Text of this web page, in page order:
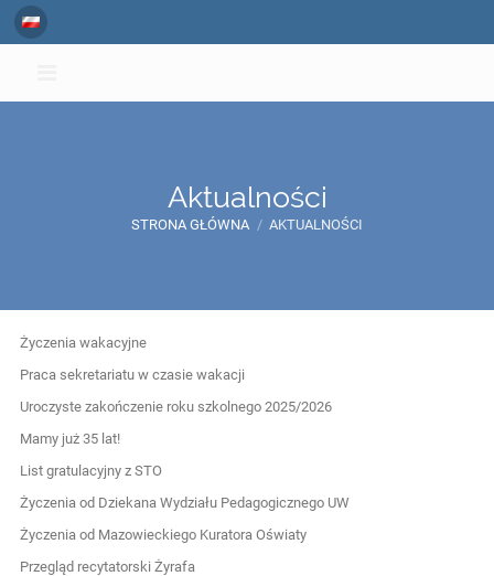
Aktualności
STRONA GŁÓWNA / AKTUALNOŚCI
Aktualności
Życzenia wakacyjne
Praca sekretariatu w czasie wakacji
Uroczyste zakończenie roku szkolnego 2025/2026
Mamy już 35 lat!
List gratulacyjny z STO
Życzenia od Dziekana Wydziału Pedagogicznego UW
Życzenia od Mazowieckiego Kuratora Oświaty
Przegląd recytatorski Żyrafa